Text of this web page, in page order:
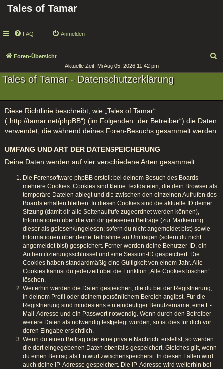
Tales of Tamar
FAQ Anmelden
Foren-Übersicht
Aktuelle Zeit: Mi Aug 05, 2026 11:42 pm
Tales of Tamar - Datenschutzerklärung
Diese Richtlinie beschreibt, wie „Tales of Tamar“
(„http://tamar.net/phpBB“) (im Folgenden „der Betreiber“) die Daten
verwendet, die während deines Foren-Besuchs gesammelt werden.
UMFANG UND ART DER DATENSPEICHERUNG
Deine Daten werden auf vier verschiedene Arten gesammelt:
Die Forensoftware phpBB erstellt bei deinem Besuch des Boards
mehrere Cookies. Cookies sind kleine Textdateien, die dein Browser als
temporäre Dateien ablegt und die zwischen den einzelnen Aufrufen des
Boards erhalten bleiben. In diesen Cookies sind die aktuelle ID deiner
Sitzung (damit dir alle Seitenaufrufe zugeordnet werden können),
Informationen über die von dir gelesenen Beiträge (zur Markierung
dieser als gelesen/ungelesen; sofern du nicht angemeldet bist) sowie
Informationen über deine Teilnahme an Umfragen (sofern du nicht
angemeldet bist) gespeichert. Ferner werden deine Benutzer-ID, ein
Authentifizierungsschlüssel und eine Session-ID gespeichert. Die
Cookies haben standardmäßig eine Gültigkeit von einem Jahr. Alle
Cookies kannst du jederzeit über die Funktion „Alle Cookies löschen“
löschen.
Weiterhin werden die Daten gespeichert, die du bei der Registrierung,
in deinem Profil oder deinem persönlichem Bereich angibst. Für die
Registrierung sind mindestens ein eindeutiger Benutzername, eine E-
Mail-Adresse und ein Passwort notwendig. Wenn durch den Betreiber
weitere Daten als notwendig festgelegt wurden, so ist dies für dich vor
deren Eingabe ersichtlich.
Wenn du einen Beitrag oder eine private Nachricht erstellst, so werden
die dort eingegebenen Daten ebenfalls gespeichert. Gleiches gilt, wenn
du einen Beitrag als Entwurf zwischenspeicherst. In diesen Fällen wird
auch deine IP-Adresse gespeichert. Die IP-Adresse wird weiterhin bei